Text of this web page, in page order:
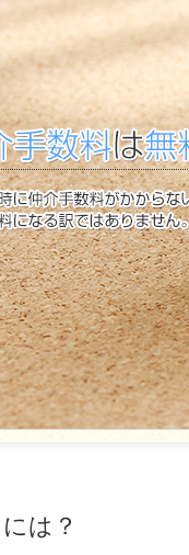
は？